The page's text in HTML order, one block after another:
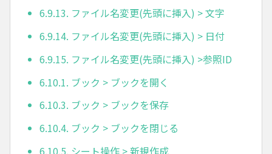
6.9.13. ファイル名変更(先頭に挿入) > 文字
6.9.14. ファイル名変更(先頭に挿入) > 日付
6.9.15. ファイル名変更(先頭に挿入) >参照ID
6.10.1. ブック > ブックを開く
6.10.3. ブック > ブックを保存
6.10.4. ブック > ブックを閉じる
6.10.5. シート操作 > 新規作成